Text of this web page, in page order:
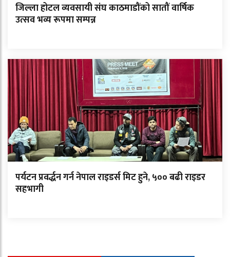
जिल्ला होटल व्यवसायी संघ काठमाडौंको सातौं वार्षिक
उत्सव भव्य रूपमा सम्पन्न
पर्यटन प्रवर्द्धन गर्न नेपाल राइडर्स मिट हुने, ५०० बढी राइडर
सहभागी